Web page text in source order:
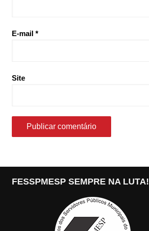
E-mail *
Site
FESSPMESP SEMPRE NA LUTA!